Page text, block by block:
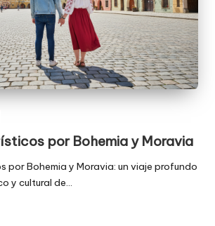
por Bohemia y Moravia
por Bohemia y Moravia: un viaje profundo
y cultural de…